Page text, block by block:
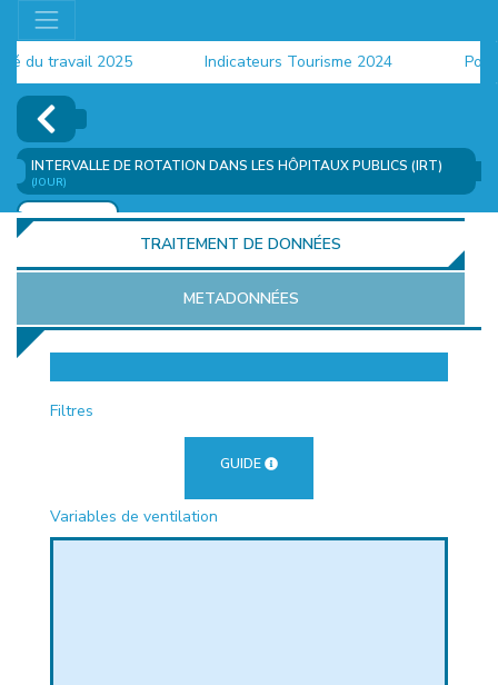
travail 2025 Indicateurs Tourisme 2024
INTERVALLE DE ROTATION DANS LES HÔPITAUX PUBLICS (IRT)
(JOUR)
AJOUTER
TRAITEMENT DE DONNÉES
METADONNÉES
Filtres
GUIDE
Variables de ventilation